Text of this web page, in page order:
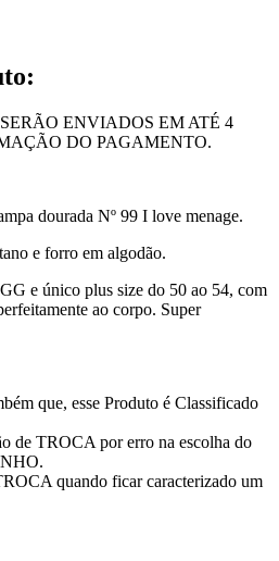
:
ENVIADOS EM ATÉ 4
DO PAGAMENTO.
dourada Nº 99 I love menage.
e forro em algodão.
e único plus size do 50 ao 54, com
ao corpo. Super
que, esse Produto é Classificado
de TROCA por erro na escolha do
quando ficar caracterizado um